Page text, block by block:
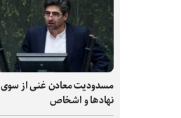
مسدودیت معادن غنی از سوی
نهادها و اشخاص